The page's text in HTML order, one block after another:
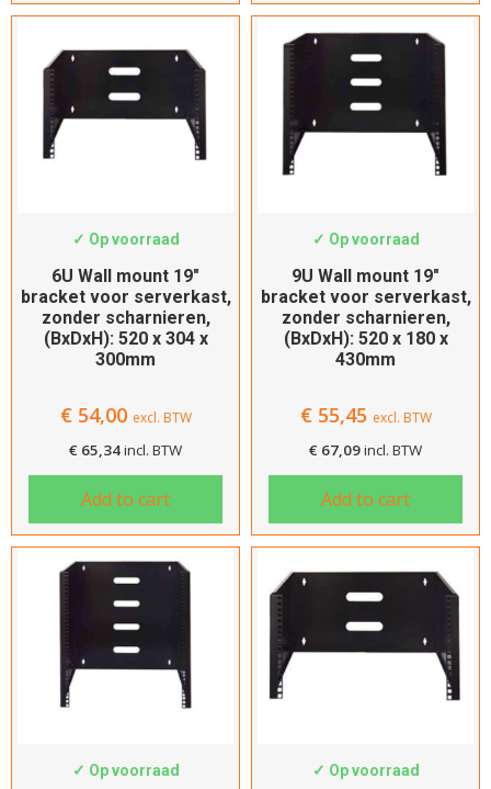
✓ Op voorraad
6U Wall mount 19″
bracket voor serverkast,
zonder scharnieren,
(BxDxH): 520 x 304 x
300mm
€54,00 excl. BTW
€ 65,34incl. BTW
Add to cart
✓ Op voorraad
9U Wall mount 19″
bracket voor serverkast,
zonder scharnieren,
(BxDxH): 520 x 180 x
430mm
€55,45 excl. BTW
€ 67,09incl. BTW
Add to cart
✓ Op voorraad ✓ Op voorraad